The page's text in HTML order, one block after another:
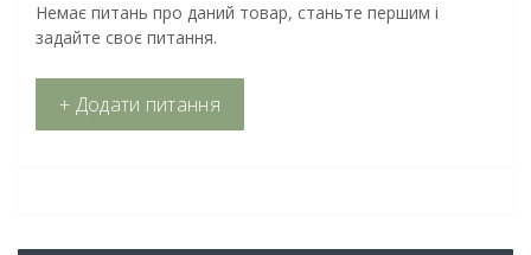
Немає питань про даний товар, станьте першим і
задайте своє питання.
+ Додати питання